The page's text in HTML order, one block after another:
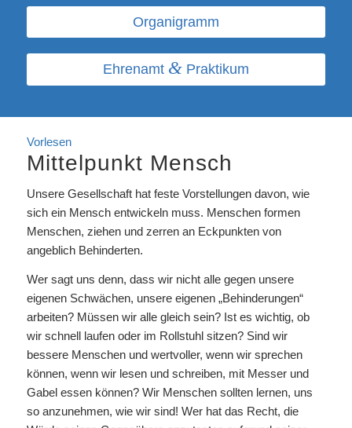
Organigramm
Ehrenamt &Praktikum
Vorlesen
Mittelpunkt Mensch
Unsere Gesellschaft hat feste Vorstellungen davon, wie
sich ein Mensch entwickeln muss. Menschen formen
Menschen, ziehen und zerren an Eckpunkten von
angeblich Behinderten.
Wer sagt uns denn, dass wir nicht alle gegen unsere
eigenen Schwächen, unsere eigenen „Behinderungen“
arbeiten? Müssen wir alle gleich sein? Ist es wichtig, ob
wir schnell laufen oder im Rollstuhl sitzen? Sind wir
bessere Menschen und wertvoller, wenn wir sprechen
können, wenn wir lesen und schreiben, mit Messer und
Gabel essen können? Wir Menschen sollten lernen, uns
so anzunehmen, wie wir sind! Wer hat das Recht, die